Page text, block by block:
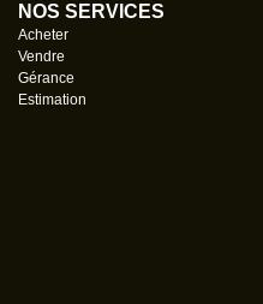
NOS SERVICES
Acheter
Vendre
Gérance
Estimation